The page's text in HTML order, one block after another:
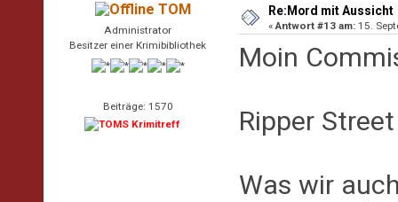
TOM
Administrator
Besitzer einer Krimibibliothek
Beiträge: 1570
Re:Mord mit Aussicht
«Antwort #13 am: 15.
Moin
Ripper
Was wir